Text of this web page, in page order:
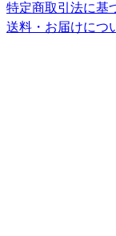
特定商取引法に基
送料・お届けにつ